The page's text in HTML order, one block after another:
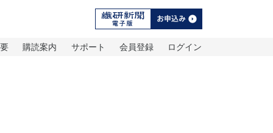
ログイン
会員登録
サポート
購読案内